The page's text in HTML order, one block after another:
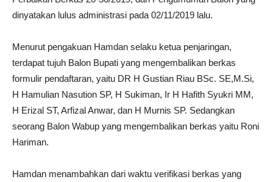
dinyatakan lulus administrasi pada 02/11/2019 lalu.
‎Menurut pengakuan Hamdan selaku ketua penjaringan,
terdapat tujuh Balon Bupati yang mengembalikan berkas
formulir pendaftaran, yaitu DR H Gustian Riau BSc. SE,M.Si,
H Hamulian Nasution SP, H Sukiman, Ir H Hafith Syukri MM,
H Erizal ST, Arfizal Anwar, dan H Murnis SP. Sedangkan
seorang Balon Wabup yang mengembalikan berkas yaitu Roni
Hariman.
Hamdan menambahkan dari waktu verifikasi berkas yang